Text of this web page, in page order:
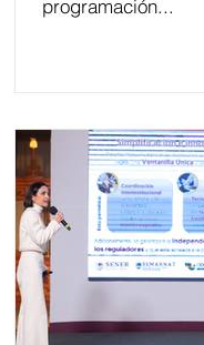
programación...